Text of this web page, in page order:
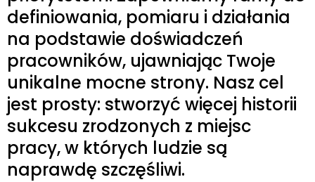
definiowania, pomiaru i działania
na podstawie doświadczeń
pracowników, ujawniając Twoje
unikalne mocne strony. Nasz cel
jest prosty: stworzyć więcej historii
sukcesu zrodzonych z miejsc
pracy, w których ludzie są
naprawdę szczęśliwi.